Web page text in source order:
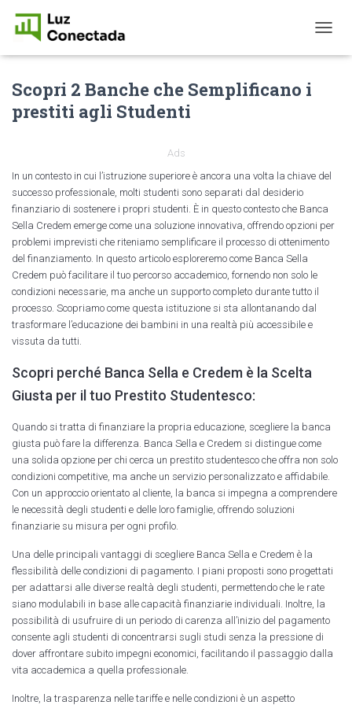
O
I
O
Scopri 2 Banche che Semplificano i
prestiti agli Studenti
Ads
In un contesto in cui l’istruzione superiore è ancora una volta la chiave del
successo professionale, molti studenti sono separati dal desiderio
finanziario di sostenere i propri studenti. È in questo contesto che Banca
Sella Credem emerge come una soluzione innovativa, offrendo opzioni per
problemi imprevisti che riteniamo semplificare il processo di ottenimento
del finanziamento. In questo articolo esploreremo come Banca Sella
Credem può facilitare il tuo percorso accademico, fornendo non solo le
condizioni necessarie, ma anche un supporto completo durante tutto il
processo. Scopriamo come questa istituzione si sta allontanando dal
trasformare l’educazione dei bambini in una realtà più accessibile e
vissuta da tutti.
Scopri perché Banca Sella e Credem è la Scelta
Giusta per il tuo Prestito Studentesco:
Quando si tratta di finanziare la propria educazione, scegliere la banca
giusta può fare la differenza. Banca Sella e Credem si distingue come
una solida opzione per chi cerca un prestito studentesco che offra non solo
condizioni competitive, ma anche un servizio personalizzato e affidabile.
Con un approccio orientato al cliente, la banca si impegna a comprendere
le necessità degli studenti e delle loro famiglie, offrendo soluzioni
finanziarie su misura per ogni profilo.
Una delle principali vantaggi di scegliere Banca Sella e Credem è la
flessibilità delle condizioni di pagamento. I piani proposti sono progettati
per adattarsi alle diverse realtà degli studenti, permettendo che le rate
siano modulabili in base alle capacità finanziarie individuali. Inoltre, la
possibilità di usufruire di un periodo di carenza all’inizio del pagamento
consente agli studenti di concentrarsi sugli studi senza la pressione di
dover affrontare subito impegni economici, facilitando il passaggio dalla
vita accademica a quella professionale.
Inoltre, la trasparenza nelle tariffe e nelle condizioni è un aspetto